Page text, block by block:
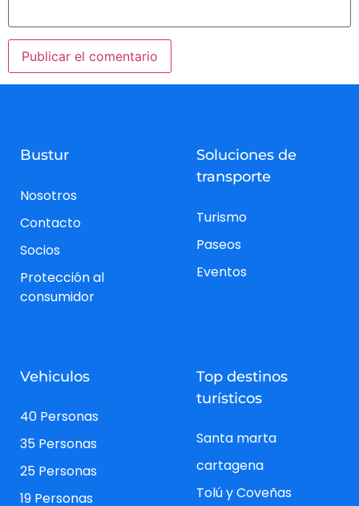
Bustur
Nosotros
Contacto
Socios
Protección al
consumidor
Soluciones de
transporte
Turismo
Paseos
Eventos
Vehiculos
40 Personas
35 Personas
25 Personas
19 Personas
Top destinos
turísticos
Santa marta
cartagena
Tolú y Coveñas